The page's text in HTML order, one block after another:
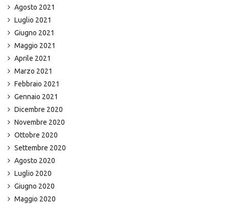
Agosto 2021
Luglio 2021
Giugno 2021
Maggio 2021
Aprile 2021
Marzo 2021
Febbraio 2021
Gennaio 2021
Dicembre 2020
Novembre 2020
Ottobre 2020
Settembre 2020
Agosto 2020
Luglio 2020
Giugno 2020
Maggio 2020